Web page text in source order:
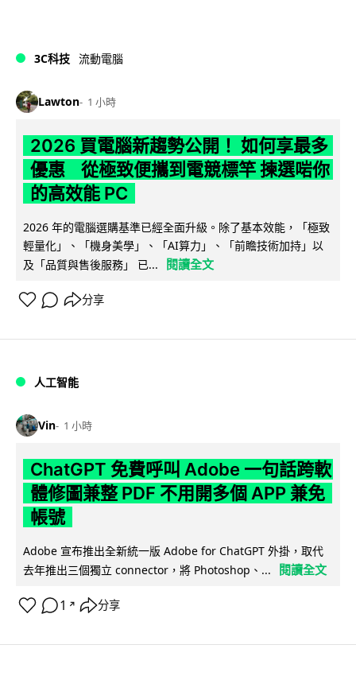
3C科技 流動電腦
Lawton 1 小時
2026 買電腦新趨勢公開！ 如何享最多
優惠 從極致便攜到電競標竿 揀選啱你
的高效能 PC
2026 年的電腦選購基準已經全面升級。除了基本效能，「極致
輕量化」、「機身美學」、「AI算力」、「前瞻技術加持」以
及「品質與售後服務」 已...
閱讀全文
分享
人工智能
Vin 1 小時
ChatGPT 免費呼叫 Adobe 一句話跨軟
體修圖兼整 PDF 不用開多個 APP 兼免
帳號
Adobe 宣布推出全新統一版 Adobe for ChatGPT 外掛，取代
去年推出三個獨立 connector，將 Photoshop、...
閱讀全文
1 ↗ 分享